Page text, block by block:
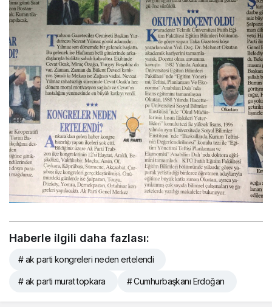
Haberle ilgili daha fazlası:
# ak parti kongreleri neden ertelendi
# ak parti murat topkara # Cumhurbaşkanı Erdoğan